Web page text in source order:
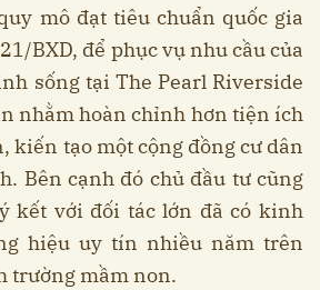
mô đạt tiêu chuẩn quốc gia
BXD, để phục vụ nhu cầu của
sống tại The Pearl Riverside
nhằm hoàn chỉnh hơn tiện ích
kiến tạo một cộng đồng cư dân
Bên cạnh đó chủ đầu tư cũng
kết với đối tác lớn đã có kinh
hiệu uy tín nhiều năm trên
trường mầm non.